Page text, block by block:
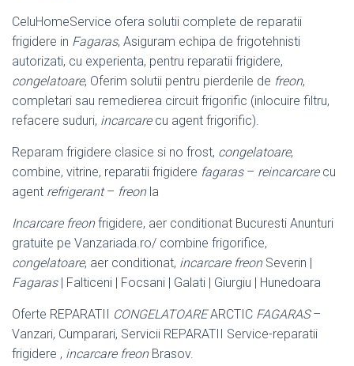
CeluHomeService ofera solutii complete de reparatii
frigidere in Fagaras, Asiguram echipa de frigotehnisti
autorizati, cu experienta, pentru reparatii frigidere,
congelatoare, Oferim solutii pentru pierderile de freon,
completari sau remedierea circuit frigorific (inlocuire filtru,
refacere suduri, incarcarecu agent frigorific).
Reparam frigidere clasice si no frost, congelatoare,
combine, vitrine, reparatii frigidere fagaras– reincarcarecu
agent refrigerant– freonla
Incarcare freonfrigidere, aer conditionat Bucuresti Anunturi
gratuite pe Vanzariada.ro/ combine frigorifice,
congelatoare, aer conditionat, incarcare freonSeverin |
Fagaras| Falticeni | Focsani | Galati | Giurgiu | Hunedoara
Oferte REPARATII CONGELATOAREARCTIC FAGARAS–
Vanzari, Cumparari, Servicii REPARATII Service-reparatii
frigidere , incarcare freonBrasov.